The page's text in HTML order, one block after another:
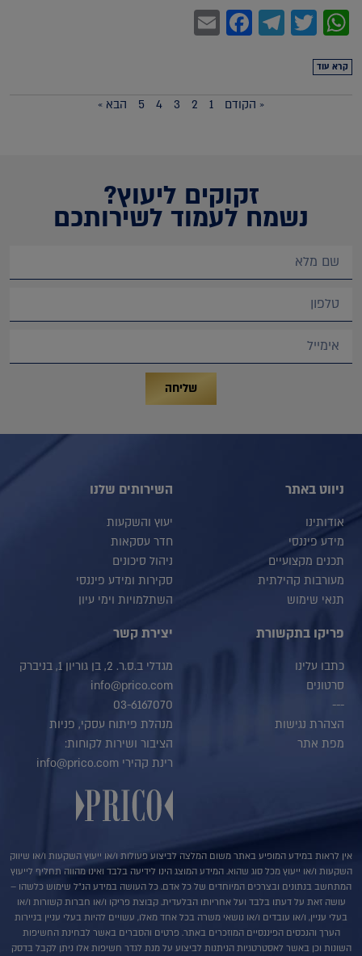
WhatsApp
Twitter
Telegram
Facebook
קרא עוד
« הקודם 1
2
3
4
5 הבא »
זקוקים ליעוץ?
נשמח לעמוד לשירותכם
שליחה
ניווט באתר
אודותינו
מידע פיננסי
תכנים מקצועיים
מעורבות קהילתית
תנאי שימוש
השירותים שלנו
יעוץ והשקעות
חדר עסקאות
ניהול סיכונים
סקירות ומידע פיננסי
השתלמויות וימי עיון
פריקו בתקשורת
כתבו עלינו
סרטונים
---
הצהרת נגישות
מפת אתר
יצירת קשר
מגדלי ב.ס.ר. 2, בן גוריון 1, בניברק
info@prico.com
03-6167070
מנהלת פיתוח עסקי, פניות
הציבור ושירות לקוחות:
רינת קהירי info@prico.com
אין לראות במידע המופיע באתר משום המלצה לביצוע פעולות ו/או ייעוץ השקעות ו/או שיווק
השקעות ו/או ייעוץ מכל סוג שהוא. המידע המוצג הינו לידיעה בלבד ואינו מהווה תחליף לייעוץ
המתחשב בנתונים ובצרכים המיוחדים של כל אדם. כל העושה במידע הנ"ל שימוש כלשהו –
עושה זאת על דעתו בלבד ועל אחריותו הבלעדית. קבוצת פריקו ו/או חברות קשורות ו/או
בעלי עניין, ו/או עובדים ו/או נושאי משרה בכל אחד מאלו, עשויים להיות בעלי עניין בניירות
הערך והנכסים הפיננסיים המוזכרים באתר. פרטים והסברים באשר לבחינת החשיפות
השונות וכן באשר לאסטרטגיות הניתנות לביצוע על מנת לגדר חשיפות אלו ניתן לקבל בדסק